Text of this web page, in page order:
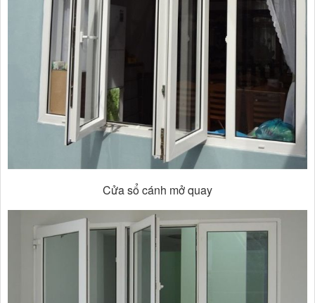
Cửa sổ cánh mở quay